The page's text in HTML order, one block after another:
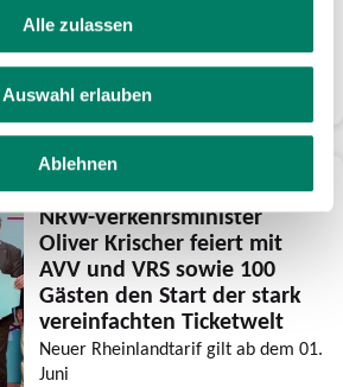
Alle zulassen
Auswahl erlauben
Ablehnen
Aktion ihre Tarifreformen und wollen
den Luftlinientarif noch bekannter
machen
WEITERLESEN
NRW-Verkehrsminister
Oliver Krischer feiert mit
AVV und VRS sowie 100
Gästen den Start der stark
vereinfachten Ticketwelt
Neuer Rheinlandtarif gilt ab dem 01.
Juni